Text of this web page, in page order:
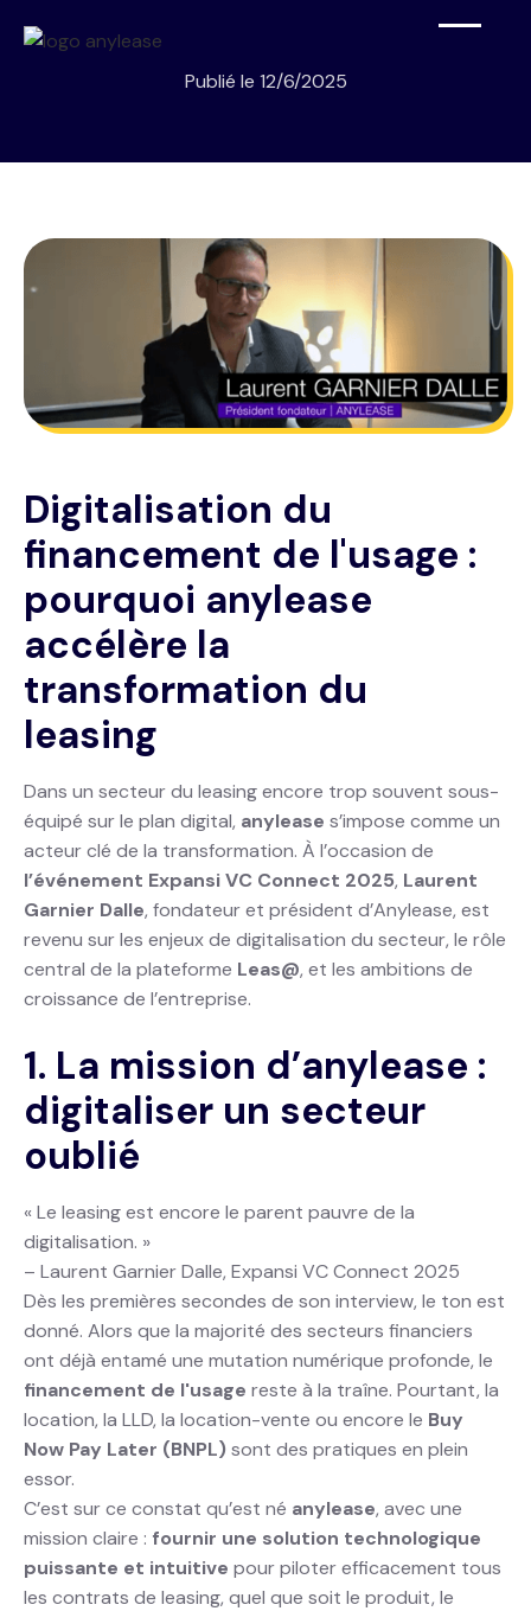
Publié le 12/6/2025
Digitalisation du
financement de l'usage :
pourquoi anylease
accélère la
transformation du
leasing
Dans un secteur du leasing encore trop souvent sous-
équipé sur le plan digital, anylease s’impose comme un
acteur clé de la transformation. À l’occasion de
l’événement Expansi VC Connect 2025, Laurent
Garnier Dalle, fondateur et président d’Anylease, est
revenu sur les enjeux de digitalisation du secteur, le rôle
central de la plateforme Leas@, et les ambitions de
croissance de l’entreprise.
1. La mission d’anylease :
digitaliser un secteur
oublié
« Le leasing est encore le parent pauvre de la
digitalisation. »
– Laurent Garnier Dalle, Expansi VC Connect 2025
Dès les premières secondes de son interview, le ton est
donné. Alors que la majorité des secteurs financiers
ont déjà entamé une mutation numérique profonde, le
financement de l'usage reste à la traîne. Pourtant, la
location, la LLD, la location-vente ou encore le Buy
Now Pay Later (BNPL)sont des pratiques en plein
essor.
C’est sur ce constat qu’est né anylease, avec une
mission claire : fournir une solution technologique
puissante et intuitive pour piloter efficacement tous
les contrats de leasing, quel que soit le produit, le